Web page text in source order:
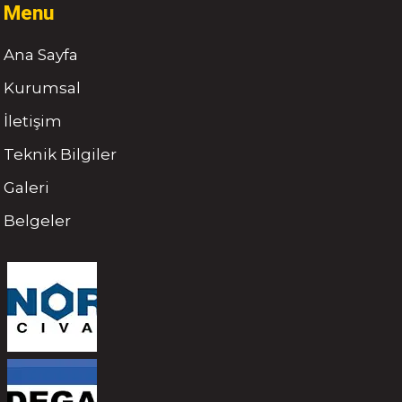
Menu
Ana Sayfa
Kurumsal
İletişim
Teknik Bilgiler
Galeri
Belgeler